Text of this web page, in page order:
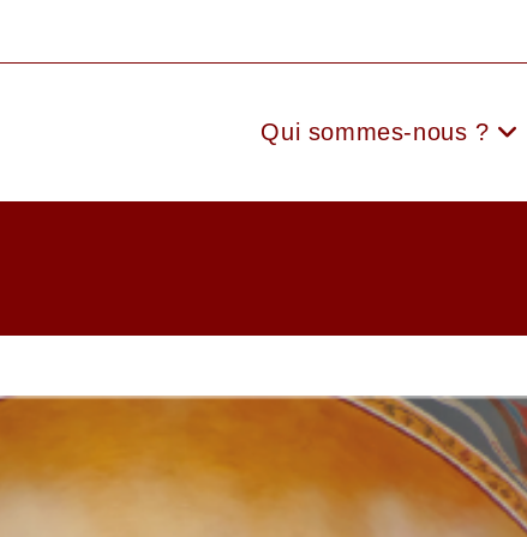
Qui sommes-nous ?